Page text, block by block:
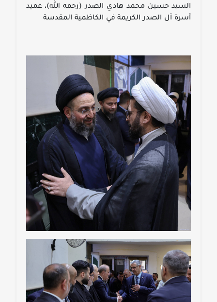
السيد حسين محمد هادي الصدر (رحمه الله)، عميد
أسرة آل الصدر الكريمة في الكاظمية المقدسة